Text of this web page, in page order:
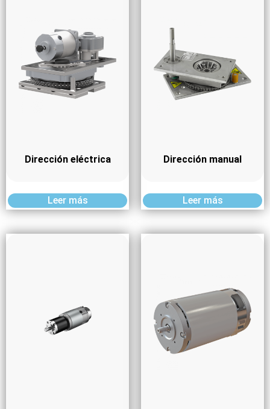
Dirección eléctrica
Leer más
Dirección manual
Leer más